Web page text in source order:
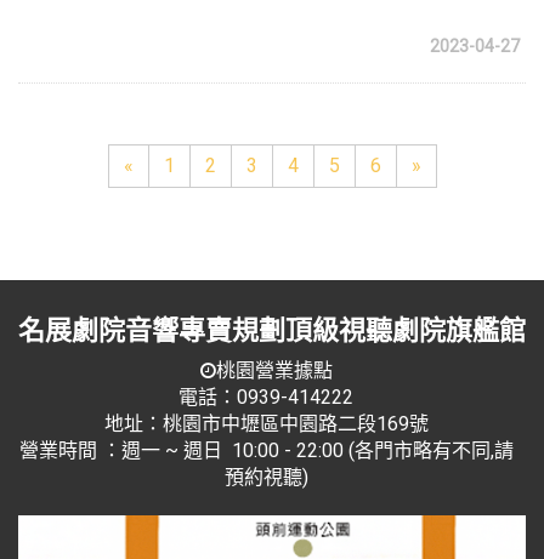
2023-04-27
« 1 2 3 4 5 6 »
名展劇院音響專賣規劃頂級視聽劇院旗艦館
桃園營業據點
電話：0939-414222
地址：桃園市中壢區中園路二段169號
營業時間 ：週一 ~ 週日 10:00 - 22:00 (各門市略有不同,請
預約視聽)